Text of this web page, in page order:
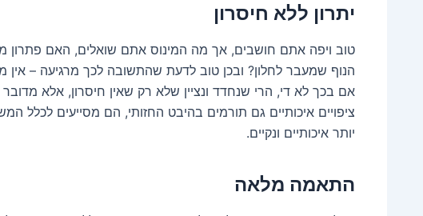
יתרון ללא חיסרון
טוב ויפה אתם חושבים, אך מה המינוס אתם שואלים, האם פתרון
הנוף שמעבר לחלון? ובכן טוב לדעת שהתשובה לכך מרגיעה – אין
אם בכך לא די, הרי שנחדד ונציין שלא רק שאין חיסרון, אלא מדובר
ציפויים איכותיים גם תורמים בהיבט החזותי, הם מסייעים לכלל
יותר איכותיים ונקיים.
התאמה מלאה